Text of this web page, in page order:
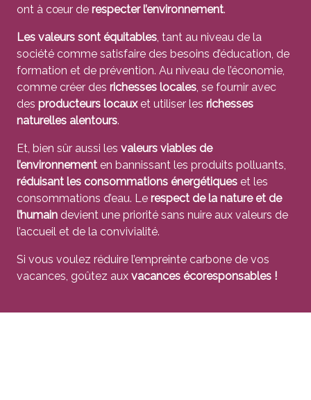
ont à cœur de respecter l’environnement.
Les valeurs sont équitables, tant au niveau de la
société comme satisfaire des besoins d’éducation, de
formation et de prévention. Au niveau de l’économie,
comme créer des richesses locales, se fournir avec
des producteurs locauxet utiliser les richesses
naturelles alentours.
Et, bien sûr aussi les valeurs viables de
l’environnement en bannissant les produits polluants,
réduisant les consommations énergétiques et les
consommations d’eau. Le respect de la nature et de
l’humain devient une priorité sans nuire aux valeurs de
l’accueil et de la convivialité.
Si vous voulez réduire l’empreinte carbone de vos
vacances, goûtez aux vacances écoresponsables !